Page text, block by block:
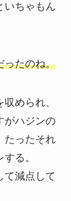
いちゃもん
ったのね。
められ、
がハジンの
たったそれ
る。
て減点して